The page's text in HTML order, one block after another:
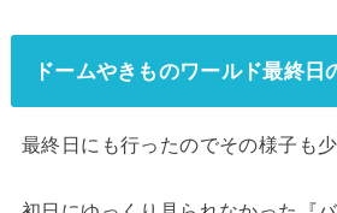
ドームやきものワールド最終日
最終日にも行ったのでその様子も少